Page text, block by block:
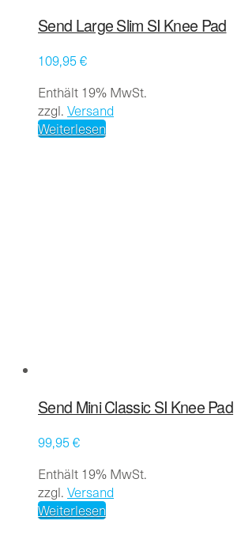
Send Large Slim SI Knee Pad
109,95€
Enthält 19% MwSt.
zzgl. Versand
Weiterlesen
Send Mini Classic SI Knee Pad
99,95€
Enthält 19% MwSt.
zzgl. Versand
Weiterlesen